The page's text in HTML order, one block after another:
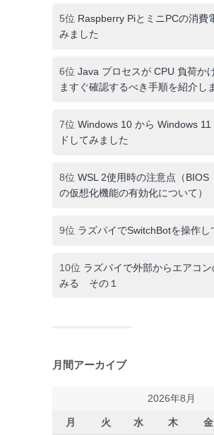
5位 Raspberry PiとミニPCの消費
みました
6位 Java プロセスが CPU 負荷か
ますぐ確認するべき手順を紹介し
7位 Windows 10 から Windows 11
ドしてみました
8位 WSL 2使用時の注意点（BIOS
の仮想化機能の有効化について）
9位 ラズパイでSwitchBotを操作し
10位 ラズパイで外部からエアコ
みる その１
月間アーカイブ
2026年8月
月 火 水 木 金